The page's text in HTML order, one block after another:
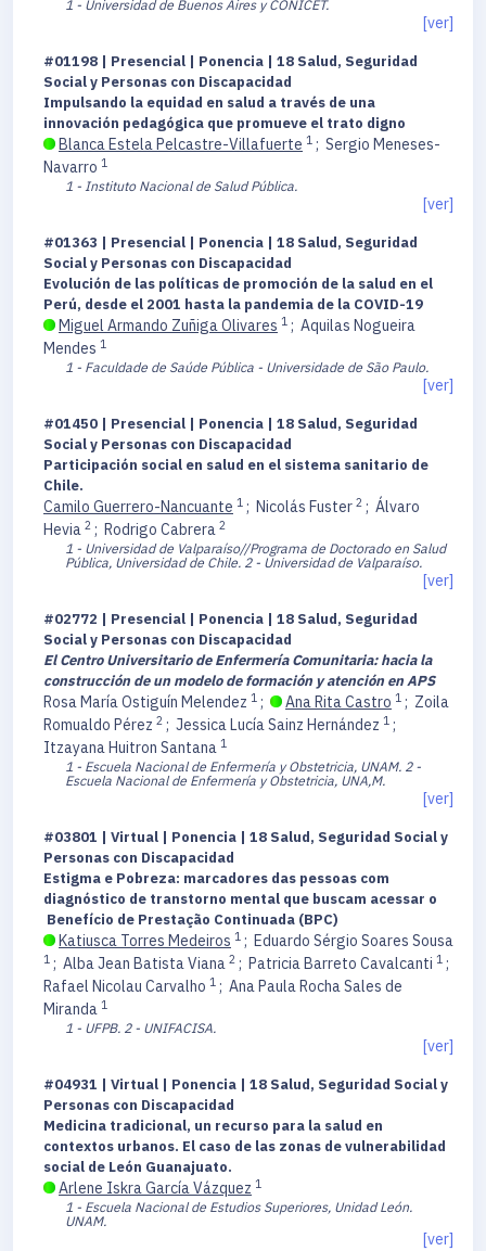
1 - Universidad de Buenos Aires y CONICET.
[ver]
#01198 | Presencial | Ponencia | 18 Salud, Seguridad
Social y Personas con Discapacidad
Impulsando la equidad en salud a través de una
innovación pedagógica que promueve el trato digno
Blanca Estela Pelcastre-Villafuerte 1 ; Sergio Meneses-
Navarro 1
1 - Instituto Nacional de Salud Pública.
[ver]
#01363 | Presencial | Ponencia | 18 Salud, Seguridad
Social y Personas con Discapacidad
Evolución de las políticas de promoción de la salud en el
Perú, desde el 2001 hasta la pandemia de la COVID-19
Miguel Armando Zuñiga Olivares 1 ; Aquilas Nogueira
Mendes 1
1 - Faculdade de Saúde Pública - Universidade de São Paulo.
[ver]
#01450 | Presencial | Ponencia | 18 Salud, Seguridad
Social y Personas con Discapacidad
Participación social en salud en el sistema sanitario de
Chile.
Camilo Guerrero-Nancuante 1 ; Nicolás Fuster 2 ; Álvaro
Hevia 2 ; Rodrigo Cabrera 2
1 - Universidad de Valparaíso//Programa de Doctorado en Salud
Pública, Universidad de Chile. 2 - Universidad de Valparaíso.
[ver]
#02772 | Presencial | Ponencia | 18 Salud, Seguridad
Social y Personas con Discapacidad
El Centro Universitario de Enfermería Comunitaria: hacia la
construcción de un modelo de formación y atención en APS
Rosa María Ostiguín Melendez 1 ; Ana Rita Castro 1 ; Zoila
Romualdo Pérez 2 ; Jessica Lucía Sainz Hernández 1 ;
Itzayana Huitron Santana 1
1 - Escuela Nacional de Enfermería y Obstetricia, UNAM. 2 -
Escuela Nacional de Enfermería y Obstetricia, UNA,M.
[ver]
#03801 | Virtual | Ponencia | 18 Salud, Seguridad Social y
Personas con Discapacidad
Estigma e Pobreza: marcadores das pessoas com
diagnóstico de transtorno mental que buscam acessar o
Benefício de Prestação Continuada (BPC)
Katiusca Torres Medeiros 1 ; Eduardo Sérgio Soares Sousa
1 ; Alba Jean Batista Viana 2 ; Patricia Barreto Cavalcanti 1 ;
Rafael Nicolau Carvalho 1 ; Ana Paula Rocha Sales de
Miranda 1
1 - UFPB. 2 - UNIFACISA.
[ver]
#04931 | Virtual | Ponencia | 18 Salud, Seguridad Social y
Personas con Discapacidad
Medicina tradicional, un recurso para la salud en
contextos urbanos. El caso de las zonas de vulnerabilidad
social de León Guanajuato.
Arlene Iskra García Vázquez 1
1 - Escuela Nacional de Estudios Superiores, Unidad León.
UNAM.
[ver]